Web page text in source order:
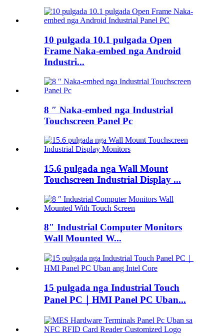
10 pulgada 10.1 pulgada Open
Frame Naka-embed nga Android
Industri...
8 ″ Naka-embed nga Industrial
Touchscreen Panel Pc
15.6 pulgada nga Wall Mount
Touchscreen Industrial Display ...
8″ Industrial Computer Monitors
Wall Mounted W...
15 pulgada nga Industrial Touch
Panel PC｜HMI Panel PC Uban...